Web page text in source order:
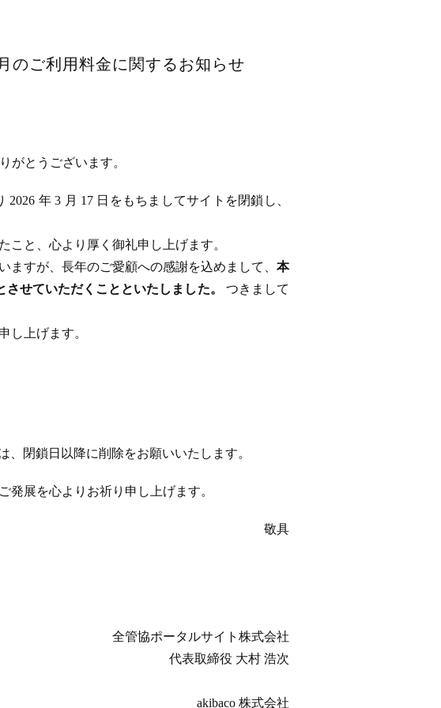
のご利用料金に関するお知らせ
がとうございます。
年 3 月 17 日をもちましてサイトを閉鎖し、
と、心より厚く御礼申し上げます。
すが、長年のご愛顧への感謝を込めまして、 本
せていただくことといたしました。 つきまして
し上げます。
、閉鎖日以降に削除をお願いいたします。
展を心よりお祈り申し上げます。
敬具
全管協ポータルサイト株式会社
代表取締役 大村 浩次
akibaco 株式会社